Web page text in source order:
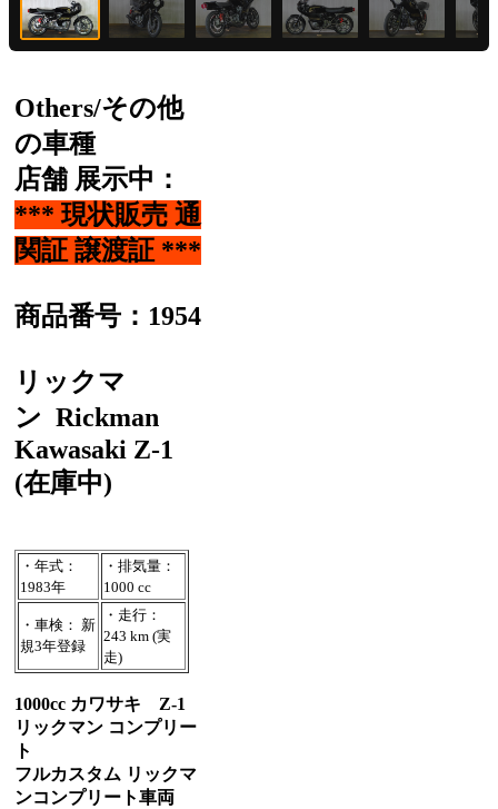
Others/その他
の車種
店舗 展示中：
*** 現状販売 通
関証 譲渡証 ***
商品番号：1954
リックマ
ン Rickman
Kawasaki Z-1
(在庫中)
・年式：
1983年
・排気量：
1000 cc
・車検： 新
規3年登録
・走行：
243 km (実
走)
1000cc カワサキ Z-1
リックマン コンプリー
ト
フルカスタム リックマ
ンコンプリート車両